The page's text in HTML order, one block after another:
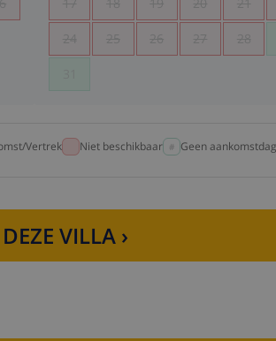
17 18 19 20 21
24 25 26 27 28
Vertrek Niet beschikbaar Geen aankomstdag
VILLA ›